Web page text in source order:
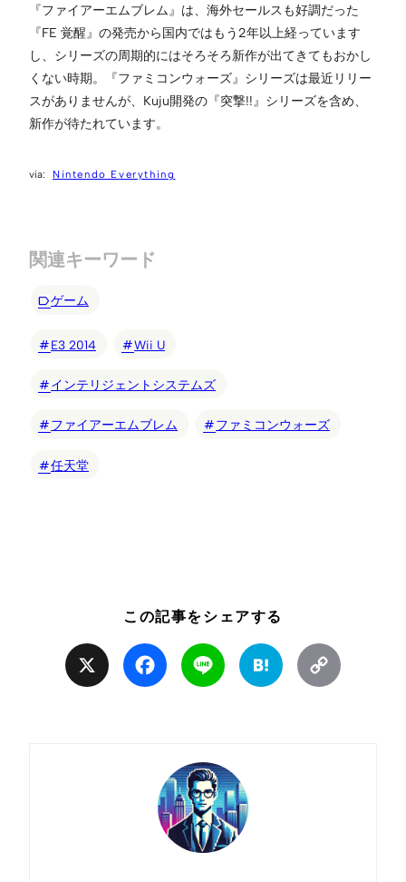
『ファイアーエムブレム』は、海外セールスも好調だった
『FE 覚醒』の発売から国内ではもう2年以上経っています
し、シリーズの周期的にはそろそろ新作が出てきてもおかし
くない時期。『ファミコンウォーズ』シリーズは最近リリー
スがありませんが、Kuju開発の『突撃!!』シリーズを含め、
新作が待たれています。
Nintendo Everything
関連キーワード
ゲーム
E3 2014 Wii U
インテリジェントシステムズ
ファイアーエムブレム ファミコンウォーズ
任天堂
この記事をシェアする
Facebook Line Hatena